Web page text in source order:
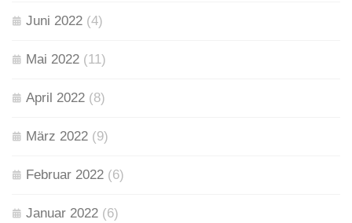
Juni 2022 (4)
Mai 2022 (11)
April 2022 (8)
März 2022 (9)
Februar 2022 (6)
Januar 2022 (6)